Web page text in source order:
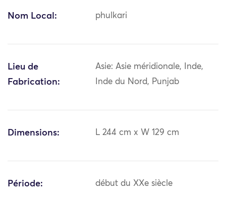
Nom Local: phulkari
Lieu de
Fabrication:
Asie: Asie méridionale, Inde,
Inde du Nord, Punjab
Dimensions: L 244 cm x W 129 cm
Période: début du XXe siècle